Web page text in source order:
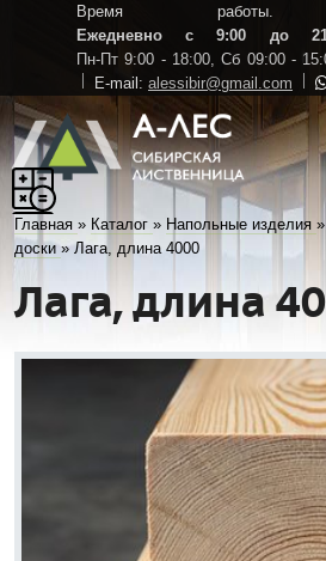
Время работы.
Ежедневно с 9:00 до
Пн-Пт 9:00 - 18:00, Сб 09:00 -
E-mail: alessibir@gmail.com
Главная » Каталог » Напольные изделия
доски »Лага, длина 4000
Лага, длина